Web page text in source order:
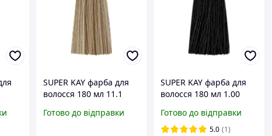
SUPER KAY фарба для
волосся 180 мл 11.1
попелястий блондин
Готово до відправки
SUPER KAY фарба для
волосся 180 мл 1.00
kaypro
Готово до відправки
5.0 (1)